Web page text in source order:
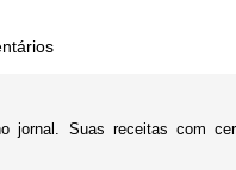
jornal. Suas receitas com
Amazônia